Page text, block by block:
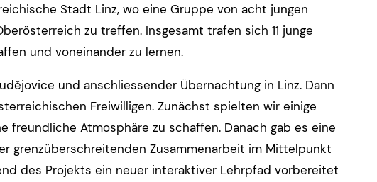
Stadt Linz, wo eine Gruppe von acht jungen
zu treffen. Insgesamt trafen sich 11 junge
und voneinander zu lernen.
und anschliessender Übernachtung in Linz. Dann
Freiwilligen. Zunächst spielten wir einige
freundliche Atmosphäre zu schaffen. Danach gab es eine
grenzüberschreitenden Zusammenarbeit im Mittelpunkt
des Projekts ein neuer interaktiver Lehrpfad vorbereitet